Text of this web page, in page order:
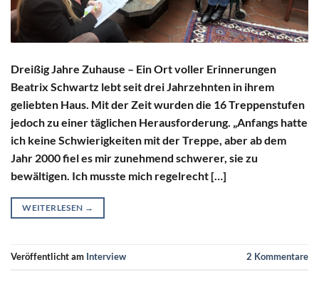
Dreißig Jahre Zuhause – Ein Ort voller Erinnerungen
Beatrix Schwartz lebt seit drei Jahrzehnten in ihrem
geliebten Haus. Mit der Zeit wurden die 16 Treppenstufen
jedoch zu einer täglichen Herausforderung. „Anfangs hatte
ich keine Schwierigkeiten mit der Treppe, aber ab dem
Jahr 2000 fiel es mir zunehmend schwerer, sie zu
bewältigen. Ich musste mich regelrecht […]
WEITERLESEN →
Veröffentlicht am Interview 2 Kommentare